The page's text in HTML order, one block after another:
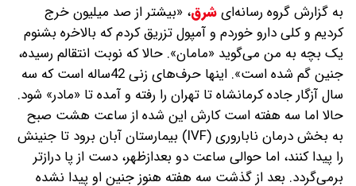
به گزارش گروه رسانه‌ایشرق، «بیشتر از صد میلیون خرج
کردیم و کلی دارو خوردم و آمپول تزریق کردم که بالاخره بشنوم
یک بچه به‌ من می‌گوید‌ «مامان». حالا که نوبت انتقالم رسیده،
جنین گم شده است». اینها حرف‌های زنی 42‌ساله است که سه
سال آزگار جاده کرمانشاه تا تهران را رفته و آمده تا «مادر» شود.
حالا اما سه هفته است‌ کارش این شده از ساعت هشت صبح
به بخش درمان ناباروری (IVF) بیمارستان آبان برود تا جنینش
را پیدا کنند، اما حوالی ساعت دو بعدازظهر، دست از پا درازتر
برمی‌گردد. بعد از گذشت سه هفته هنوز جنین او پیدا نشده